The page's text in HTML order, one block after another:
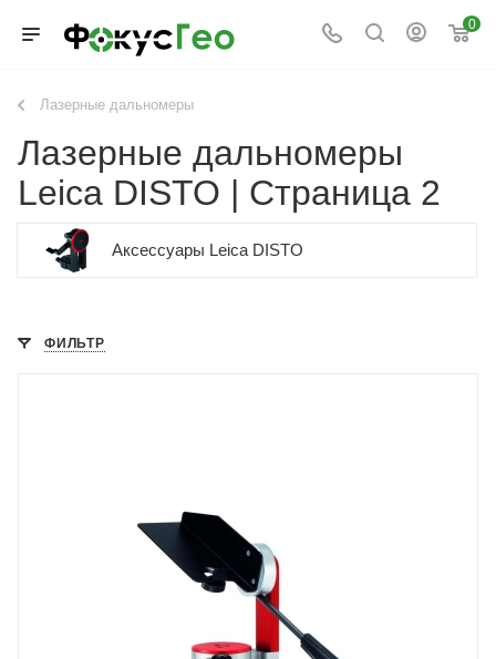
0
Лазерные дальномеры
Лазерные дальномеры
Leica DISTO | Страница 2
Аксессуары Leica DISTO
ФИЛЬТР